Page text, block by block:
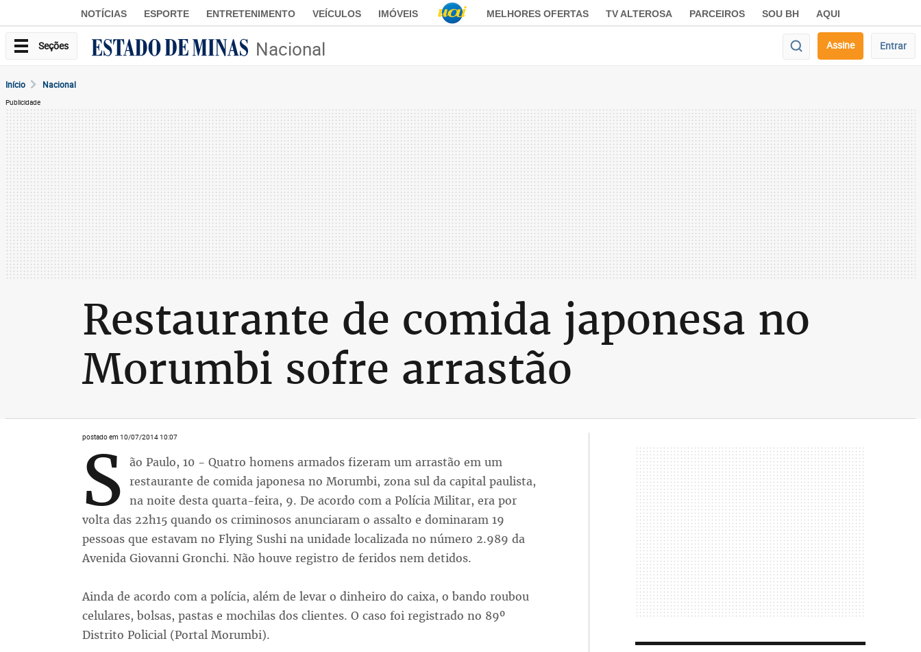
NOTÍCIAS ESPORTE ENTRETENIMENTO VEÍCULOS IMÓVEIS MELHORES OFERTAS TV ALTEROSA PARCEIROS SOU BH AQUI
Seções Nacional Assine Entrar
Início Nacional
Publicidade
Restaurante de comida japonesa no
Morumbi sofre arrastão
postado em 10/07/2014 10:07
S ão Paulo, 10 - Quatro homens armados fizeram um arrastão em um
restaurante de comida japonesa no Morumbi, zona sul da capital paulista,
na noite desta quarta-feira, 9. De acordo com a Polícia Militar, era por
volta das 22h15 quando os criminosos anunciaram o assalto e dominaram 19
pessoas que estavam no Flying Sushi na unidade localizada no número 2.989 da
Avenida Giovanni Gronchi. Não houve registro de feridos nem detidos.
Ainda de acordo com a polícia, além de levar o dinheiro do caixa, o bando roubou
celulares, bolsas, pastas e mochilas dos clientes. O caso foi registrado no 89º
Distrito Policial (Portal Morumbi).